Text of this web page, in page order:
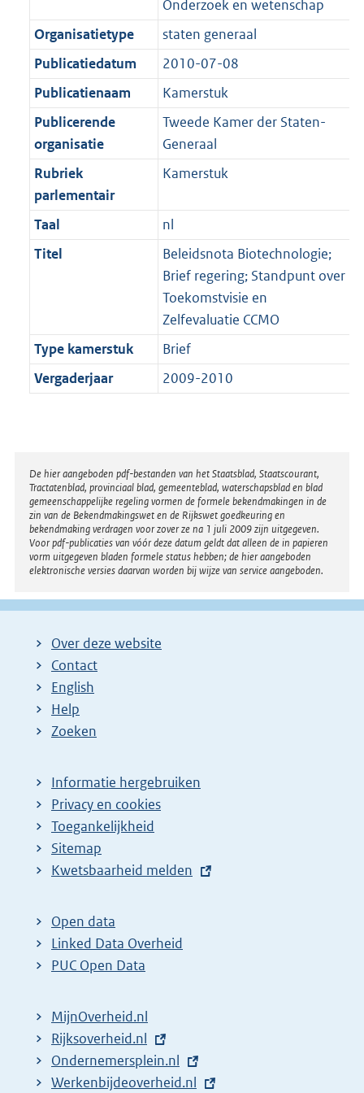
Onderzoek en wetenschap
Organisatietype
staten generaal
Publicatiedatum
2010-07-08
Publicatienaam
Kamerstuk
Publicerende
organisatie
Tweede Kamer der Staten-
Generaal
Rubriek
parlementair
Kamerstuk
Taal
nl
Titel
Beleidsnota Biotechnologie;
Brief regering; Standpunt over
Toekomstvisie en
Zelfevaluatie CCMO
Type kamerstuk
Brief
Vergaderjaar
2009-2010
Disclaimer
De hier aangeboden pdf-bestanden van het Staatsblad, Staatscourant,
Tractatenblad, provinciaal blad, gemeenteblad, waterschapsblad en blad
gemeenschappelijke regeling vormen de formele bekendmakingen in de
zin van de Bekendmakingswet en de Rijkswet goedkeuring en
bekendmaking verdragen voor zover ze na 1 juli 2009 zijn uitgegeven.
Voor pdf-publicaties van vóór deze datum geldt dat alleen de in papieren
vorm uitgegeven bladen formele status hebben; de hier aangeboden
elektronische versies daarvan worden bij wijze van service aangeboden.
Over deze website
Contact
English
Help
Zoeken
Informatie hergebruiken
Privacy en cookies
Toegankelijkheid
Sitemap
E
t
e
r
l
i
n
k
Kwetsbaarheid melden
Open data
Linked Data Overheid
PUC Open Data
MijnOverheid.nl
E
x
t
Rijksoverheid.nl
E
x
Ondernemersplein.nl
E
Werkenbijdeoverheid.nl